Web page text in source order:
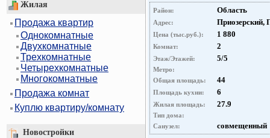
Жилая
Продажа квартир
Однокомнатные
Двухкомнатные
Трехкомнатные
Четырехкомнатные
Многокомнатные
Продажа комнат
Куплю квартиру/комнату
Новостройки
Район: Область
Адрес: Приозерский,
Цена (тыс.руб.): 1 880
Комнат: 2
Этаж/Этажей: 5/5
Метро:
Общая площадь:
44
Площадь кухни: 6
Жилая площадь: 27.9
Тип дома:
Санузел:
совмещенный